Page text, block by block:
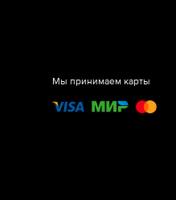
Мы принимаем карты